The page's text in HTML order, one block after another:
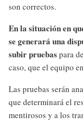
son correctos.
En la situación en
se generará una
subir pruebas para
caso, que el equipo
Las pruebas serán
que determinará el
mentirosos y a los